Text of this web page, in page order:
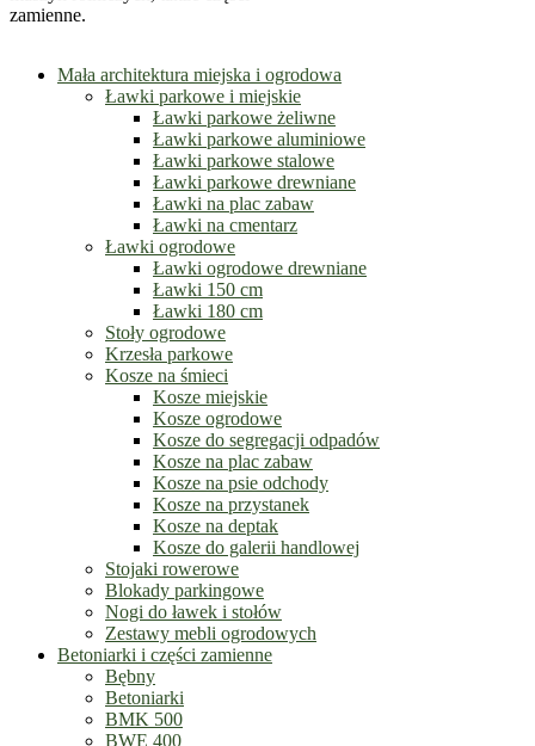
zamienne.
Mała architektura miejska i ogrodowa
Ławki parkowe i miejskie
Ławki parkowe żeliwne
Ławki parkowe aluminiowe
Ławki parkowe stalowe
Ławki parkowe drewniane
Ławki na plac zabaw
Ławki na cmentarz
Ławki ogrodowe
Ławki ogrodowe drewniane
Ławki 150 cm
Ławki 180 cm
Stoły ogrodowe
Krzesła parkowe
Kosze na śmieci
Kosze miejskie
Kosze ogrodowe
Kosze do segregacji odpadów
Kosze na plac zabaw
Kosze na psie odchody
Kosze na przystanek
Kosze na deptak
Kosze do galerii handlowej
Stojaki rowerowe
Blokady parkingowe
Nogi do ławek i stołów
Zestawy mebli ogrodowych
Betoniarki i części zamienne
Bębny
Betoniarki
BMK 500
BWE 400